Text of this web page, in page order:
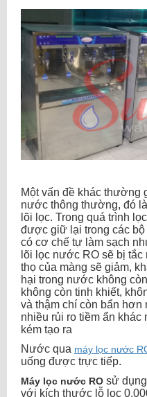
Một vấn đề khác thường
nước thông thường, đó
lõi lọc. Trong quá trình
được giữ lại trong các bộ
có cơ chế tự làm sạch
lõi lọc nước RO sẽ bị
thọ của màng sẽ giảm,
hại trong nước không
không còn tinh khiết,
và thậm chí còn bẩn
nhiều rủi ro tiềm ẩn
kém tạo ra
Nước qua máy lọc nước
uống được trực tiếp.
Máy lọc nước RO sử
với kích thước lỗ lọc